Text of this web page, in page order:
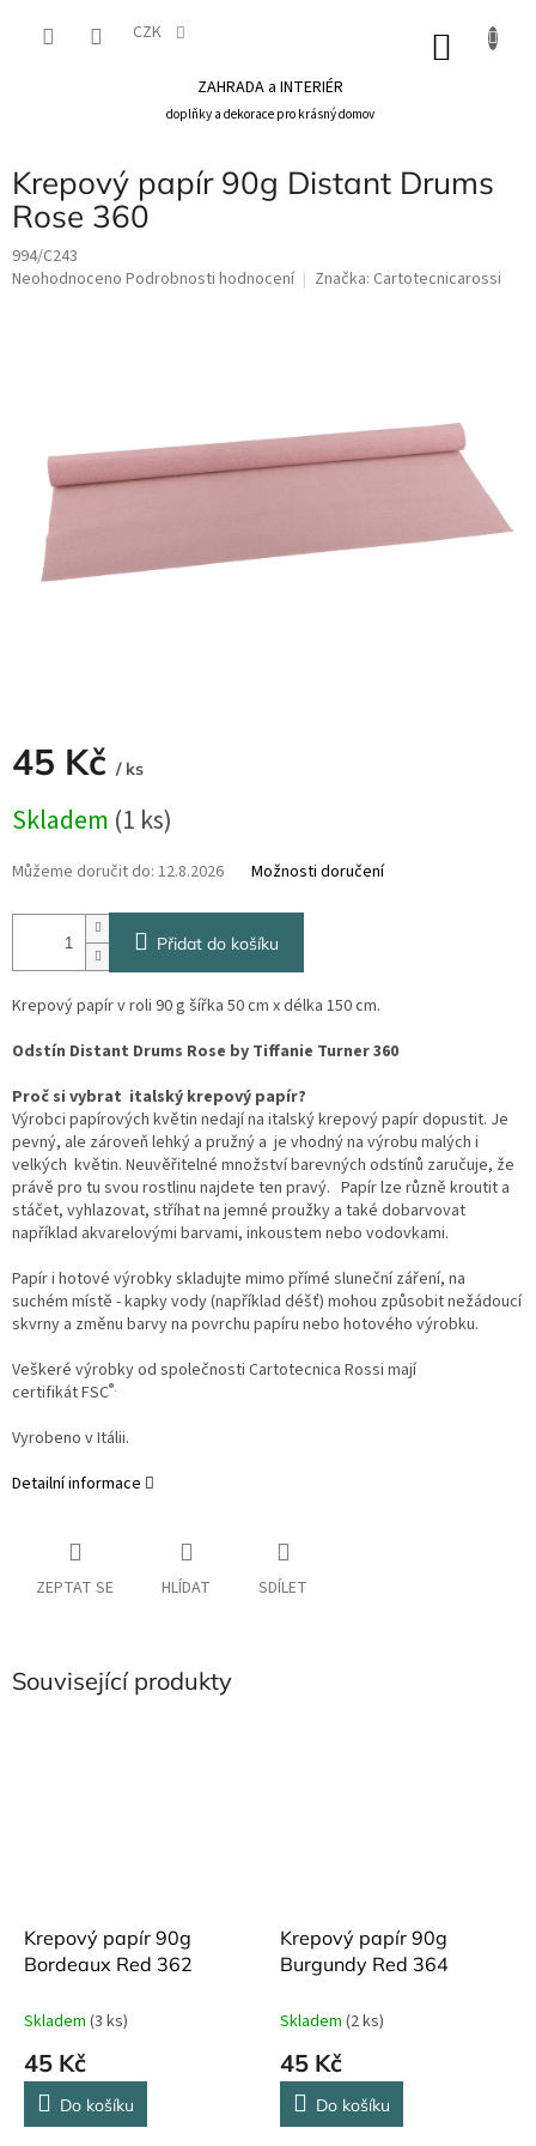
CZK
ZAHRADA a INTERIÉR
doplňky a dekorace pro krásný domov
Krepový papír 90g Distant Drums
Rose 360
994/C243
Průměrné
Neohodnoceno Podrobnosti hodnocení Značka: Cartotecnicarossi
45 Kč / ks
cena:
Skladem (1 ks)
Můžeme doručit do: 12.8.2026 Možnosti doručení
Přidat do košíku
Krepový papír v roli 90 g šířka 50 cm x délka 150 cm.
Odstín Distant Drums Rose by Tiffanie Turner 360
Proč si vybrat italský krepový papír?
Výrobci papírových květin nedají na italský krepový papír dopustit. Je
pevný, ale zároveň lehký a pružný a je vhodný na výrobu malých i
velkých květin. Neuvěřitelné množství barevných odstínů zaručuje, že
právě pro tu svou rostlinu najdete ten pravý. Papír lze různě kroutit a
stáčet, vyhlazovat, stříhat na jemné proužky a také dobarvovat
například akvarelovými barvami, inkoustem nebo vodovkami.
Papír i hotové výrobky skladujte mimo přímé sluneční záření, na
suchém místě - kapky vody (například déšť) mohou způsobit nežádoucí
skvrny a změnu barvy na povrchu papíru nebo hotového výrobku.
Veškeré výrobky od společnosti Cartotecnica Rossi mají
certifikátFSC®.
Vyrobeno v Itálii.
Detailní informace
ZEPTAT SE HLÍDAT SDÍLET
Související produkty
Krepový papír 90g
Bordeaux Red 362
Skladem (3 ks)
45 Kč
Do košíku
Krepový papír 90g
Burgundy Red 364
Skladem (2 ks)
45 Kč
Do košíku